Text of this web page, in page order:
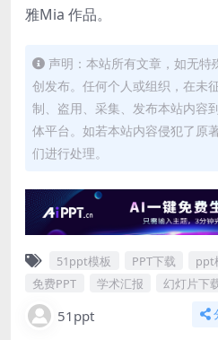
雅Mia 作品。
声明：本站所有文章，如无
创发布。任何个人或组织，在未
制、盗用、采集、发布本站内容
体平台。如若本站内容侵犯了原
们进行处理。
51ppt模板 PPT下载 ppt
免费PPT
学术汇报 幻灯片下
51ppt